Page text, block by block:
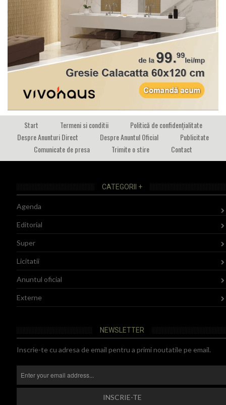
Start Termeni si conditii
Politică de confidențialitate
Despre Anunturi Direct
Despre Anuntul Oficial
Publicitate
Comunicate de presa
Trimite o stire Contact
CATEGORII +
Agenda
Editorial
Super
Licitatii
Anuntul oficial
Externe
NEWSLETTER
Inscrie-te cu adresa de email pentru a primi noutatile pe email.